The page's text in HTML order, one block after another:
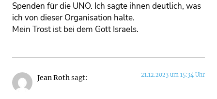
Spenden für die UNO. Ich sagte ihnen deutlich, was
ich von dieser Organisation halte.
Mein Trost ist bei dem Gott Israels.
Jean Rothsagt: 21.12.2023 um 15:34 Uhr